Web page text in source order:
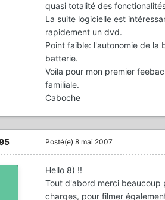
quasi totalité des
La suite logicielle est
rapidement un dvd.
Point faible: l'autonomie de
batterie.
Voila pour mon premier
familiale.
Caboche
Posté(e) 8 mai 2007
Hello 8) !!
Tout d'abord merci beaucoup
charges, pour filmer